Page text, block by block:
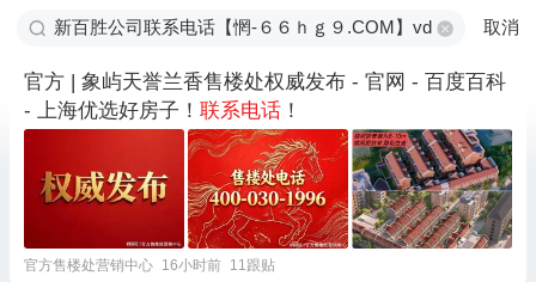
取消
官方 | 象屿天誉兰香售楼处权威发布 - 官网 - 百度百科
- 上海优选好房子！ 联系电话 ！
官方售楼处营销中心 16小时前 11跟贴